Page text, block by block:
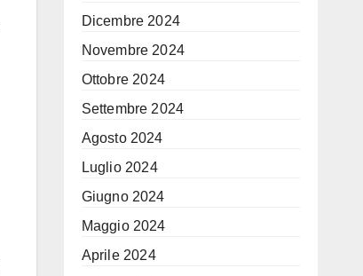
Dicembre 2024
Novembre 2024
Ottobre 2024
Settembre 2024
Agosto 2024
Luglio 2024
Giugno 2024
Maggio 2024
Aprile 2024